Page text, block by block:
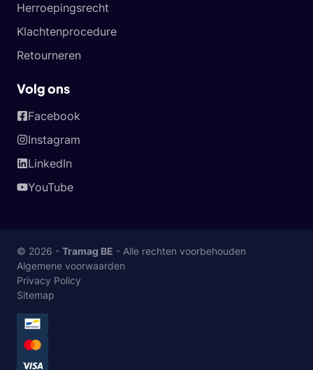
Herroepingsrecht
Klachtenprocedure
Retourneren
Volg ons
Facebook
Instagram
LinkedIn
YouTube
© 2026 - Tramag BE - Alle rechten voorbehouden
Algemene voorwaarden
Privacy Policy
Sitemap